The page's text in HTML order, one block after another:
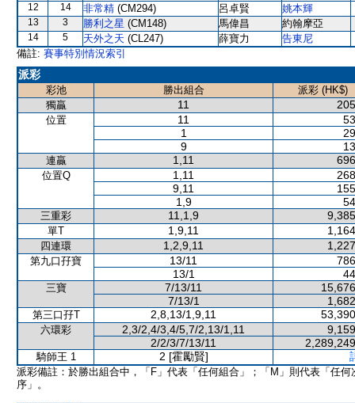
12 14 非常精 (CM294) 呂卓賢 姚本輝
13 3 勝利之星 (CM148) 馬偉昌 約翰摩亞
14 5 天外之天 (CL247) 薛寶力
告東尼
備註: 賽事特別情況索引
派彩
彩池 勝出組合
派彩 (HK$)
獨贏
11
位置 11
1
9
連贏 1,11
位置Q 1,11
9,11
1,9
三重彩 11,1,9
單T 1,9,11
四連環 1,2,9,11
第九口孖寶 13/11
13/1
三寶 7/13/11
7/13/1
第三口孖T 2,8,13/1,9,11
六環彩 2,3/2,4/3,4/5,7/2,13/1,11
2/2/3/7/13/11
騎師王 1 2 [霍勵賢]
派彩備註：於勝出組合中，「F」代表「任何組合」；「M」則代表「任何
序」。